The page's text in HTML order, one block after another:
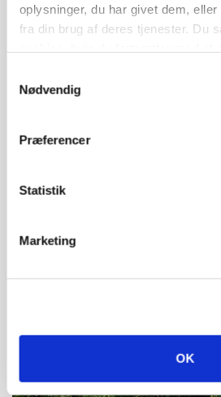
oplysninger, du har givet dem,
fra din brug af deres tjenester. Du
Nødvendig
Præferencer
Statistik
Marketing
OK